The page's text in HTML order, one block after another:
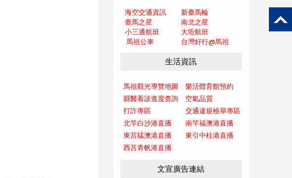
海空交通資訊
新臺馬輪
臺馬之星
南北之星
小三通航班
大坵航班
馬祖公車
台灣好行@馬祖
生活資訊
馬祖觀光導覽地圖
樂活體育館預約
縣醫看診進度查詢
空氣品質
打詐專區
交通違規檢舉專區
北竿白沙港直播
南竿福澳港直播
東莒猛澳港直播
東引中柱港直播
西莒青帆港直播
文宣廣告連結